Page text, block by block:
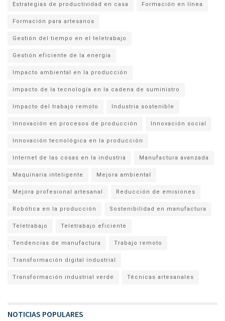
Estrategias de productividad en casa Formación en línea
Formación para artesanos
Gestión del tiempo en el teletrabajo
Gestión eficiente de la energía
Impacto ambiental en la producción
Impacto de la tecnología en la cadena de suministro
Impacto del trabajo remoto Industria sostenible
Innovación en procesos de producción Innovación social
Innovación tecnológica en la producción
Internet de las cosas en la industria Manufactura avanzada
Maquinaria inteligente Mejora ambiental
Mejora profesional artesanal Reducción de emisiones
Robótica en la producción Sostenibilidad en manufactura
Teletrabajo Teletrabajo eficiente
Tendencias de manufactura Trabajo remoto
Transformación digital industrial
Transformación industrial verde Técnicas artesanales
NOTICIAS POPULARES